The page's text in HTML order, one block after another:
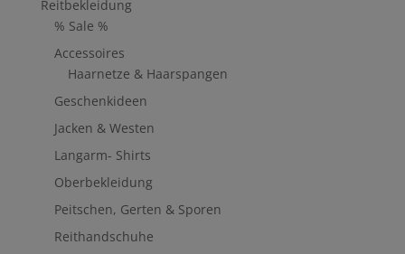
Reitbekleidung
% Sale %
Accessoires
Haarnetze & Haarspangen
Geschenkideen
Jacken & Westen
Langarm- Shirts
Oberbekleidung
Peitschen, Gerten & Sporen
Reithandschuhe